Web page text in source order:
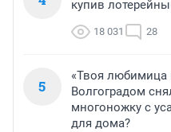
купив
18 031 28
5
«Твоя любимица
Волгоградом
многоножку с
для дома?